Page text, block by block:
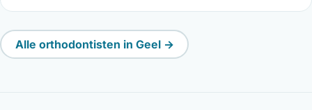
Alle orthodontisten in Geel →